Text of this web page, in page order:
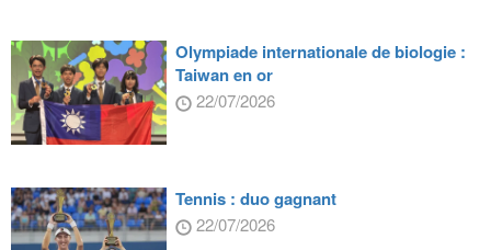
Olympiade internationale de biologie :
Taiwan en or
22/07/2026
Tennis : duo gagnant
22/07/2026